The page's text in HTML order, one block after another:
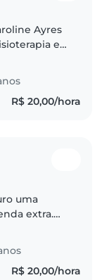
Ayres
e
estar,
cuidados
R$ 20,00/hora
uma
extra.
irmão
aceito
família. (..
R$ 20,00/hora